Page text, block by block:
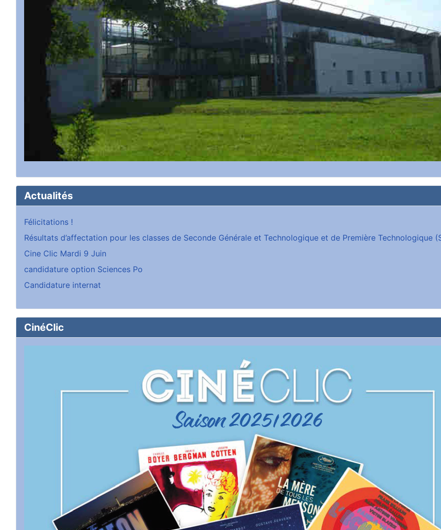
Actualités
Félicitations !
Résultats d’affectation pour les classes de Seconde Générale et Technologique et de Première Technologique
Cine Clic Mardi 9 Juin
candidature option Sciences Po
Candidature internat
CinéClic